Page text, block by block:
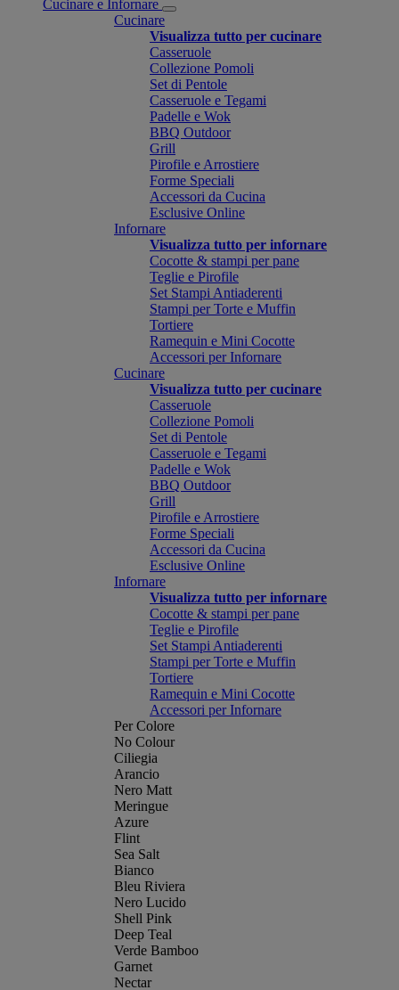
Cucinare e Infornare
Cucinare
Visualizza tutto per cucinare
Casseruole
Collezione Pomoli
Set di Pentole
Casseruole e Tegami
Padelle e Wok
BBQ Outdoor
Grill
Pirofile e Arrostiere
Forme Speciali
Accessori da Cucina
Esclusive Online
Infornare
Visualizza tutto per infornare
Cocotte & stampi per pane
Teglie e Pirofile
Set Stampi Antiaderenti
Stampi per Torte e Muffin
Tortiere
Ramequin e Mini Cocotte
Accessori per Infornare
Cucinare
Visualizza tutto per cucinare
Casseruole
Collezione Pomoli
Set di Pentole
Casseruole e Tegami
Padelle e Wok
BBQ Outdoor
Grill
Pirofile e Arrostiere
Forme Speciali
Accessori da Cucina
Esclusive Online
Infornare
Visualizza tutto per infornare
Cocotte & stampi per pane
Teglie e Pirofile
Set Stampi Antiaderenti
Stampi per Torte e Muffin
Tortiere
Ramequin e Mini Cocotte
Accessori per Infornare
Per Colore
No Colour
Ciliegia
Arancio
Nero Matt
Meringue
Azure
Flint
Sea Salt
Bianco
Bleu Riviera
Nero Lucido
Shell Pink
Deep Teal
Verde Bamboo
Garnet
Nectar